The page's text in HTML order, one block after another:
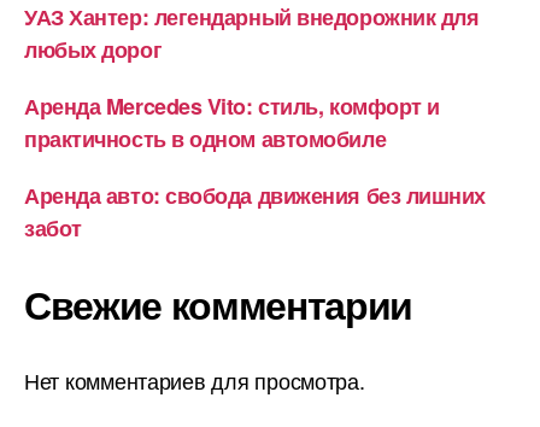
УАЗ Хантер: легендарный внедорожник для
любых дорог
Аренда Mercedes Vito: стиль, комфорт и
практичность в одном автомобиле
Аренда авто: свобода движения без лишних
забот
Свежие комментарии
Нет комментариев для просмотра.